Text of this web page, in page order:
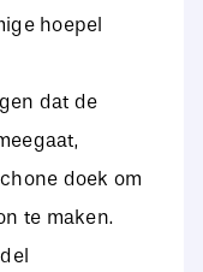
hoepel
dat de
doek om
te maken.